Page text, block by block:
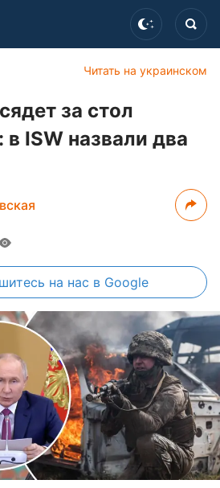
Читать на украинском
за стол
в ISW назвали два
на нас в Google